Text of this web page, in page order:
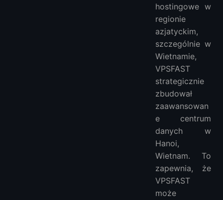
hostingowe w
regionie
azjatyckim,
szczególnie w
Wietnamie,
VPSFAST
strategicznie
zbudował
zaawansowan
e centrum
danych w
Hanoi,
Wietnam. To
zapewnia, że
VPSFAST
może